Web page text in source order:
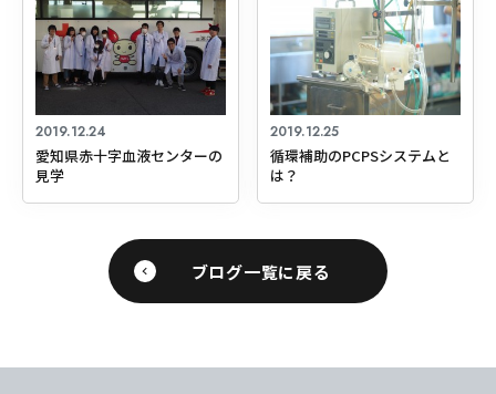
2019.12.24
愛知県赤十字血液センターの
見学
2019.12.25
循環補助のPCPSシステムと
は？
ブログ一覧に戻る